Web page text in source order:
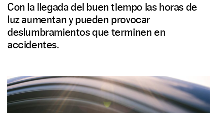
Con la llegada del buen tiempo las horas de
luz aumentan y pueden provocar
deslumbramientos que terminen en
accidentes.